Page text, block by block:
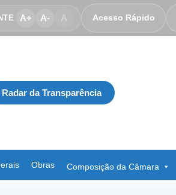
A+ A- A Acesso Rápido
Radar da Transparência
Obras Composição da Câmara